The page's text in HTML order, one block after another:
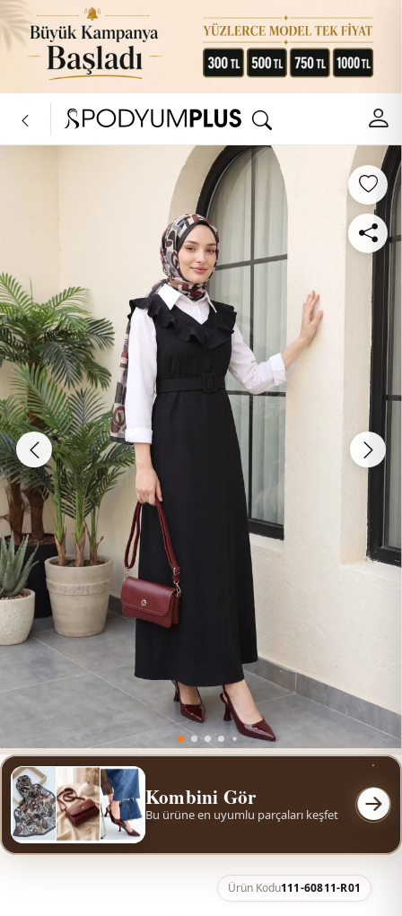
Kombini Gör
Bu ürüne en uyumlu parçaları keşfet
Ürün Kodu111-60811-R01